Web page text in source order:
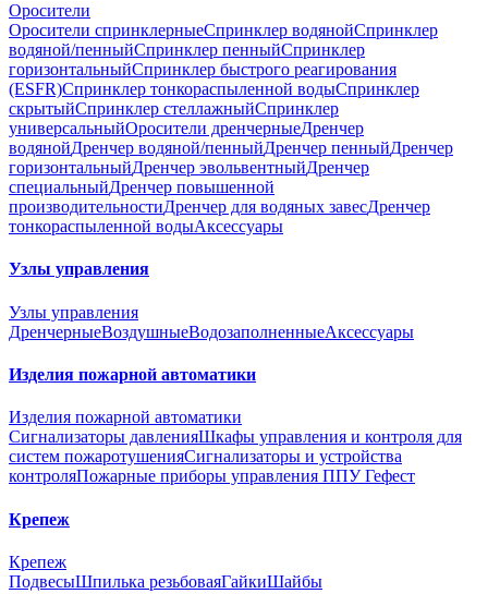
Оросители
Оросители спринклерныеСпринклер водянойСпринклер
водяной/пенныйСпринклер пенныйСпринклер
горизонтальныйСпринклер быстрого реагирования
(ESFR)Спринклер тонкораспыленной водыСпринклер
скрытыйСпринклер стеллажныйСпринклер
универсальныйОросители дренчерныеДренчер
водянойДренчер водяной/пенныйДренчер пенныйДренчер
горизонтальныйДренчер эвольвентныйДренчер
специальныйДренчер повышенной
производительностиДренчер для водяных завесДренчер
тонкораспыленной водыАксессуары
Узлы управления
Узлы управления
ДренчерныеВоздушныеВодозаполненныеАксессуары
Изделия пожарной автоматики
Изделия пожарной автоматики
Сигнализаторы давленияШкафы управления и контроля для
систем пожаротушенияСигнализаторы и устройства
контроляПожарные приборы управления ППУ Гефест
Крепеж
Крепеж
ПодвесыШпилька резьбоваяГайкиШайбы